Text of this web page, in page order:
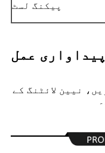
پیکنگ لسٹ
نیین لائٹنگ کے